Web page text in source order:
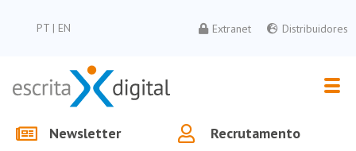
PT | EN Extranet Distribuidores
Newsletter Recrutamento